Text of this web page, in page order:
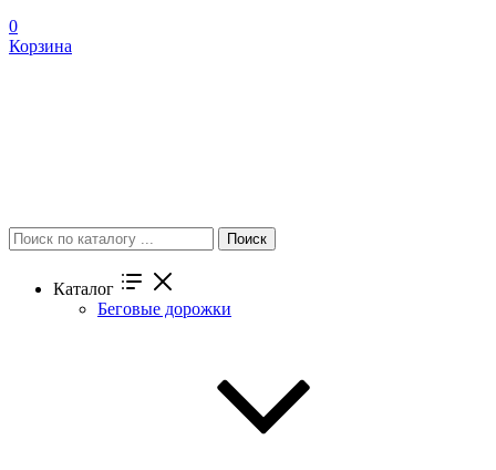
0
Корзина
Поиск
Каталог
Беговые дорожки